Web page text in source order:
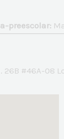
preescolar:
26B #46A-08